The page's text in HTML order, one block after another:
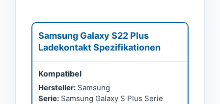
Samsung Galaxy S22 Plus
Ladekontakt Spezifikationen
Kompatibel
Hersteller: Samsung
Serie: Samsung Galaxy S Plus Serie